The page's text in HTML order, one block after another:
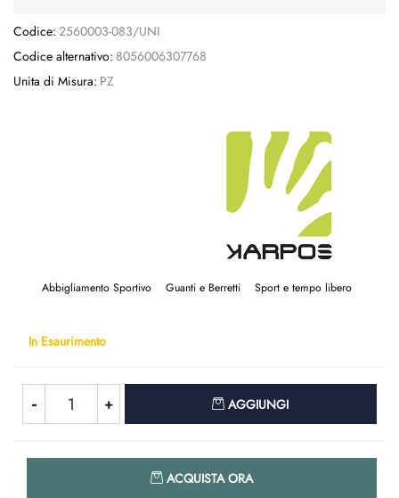
Codice: 2560003-083/UNI
Codice alternativo: 8056006307768
Unita di Misura: PZ
Abbigliamento Sportivo Guanti e Berretti Sport e tempo libero
In Esaurimento
AGGIUNGI
ACQUISTA ORA